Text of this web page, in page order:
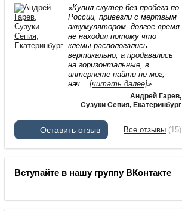
«Купил скутер без пробега по
России, привезли с мертвым
аккумулятором, долгое время
не находил потому что
клемы распологались
вертикально, а продавались
на горизонтальные, в
интернете найти не мог,
нач... [читать далее]»
Андрей Гарев,
Сузуки Сепия, Екатеринбург
Оставить отзыв Все отзывы (15)
Вступайте в нашу группу ВКонтакте